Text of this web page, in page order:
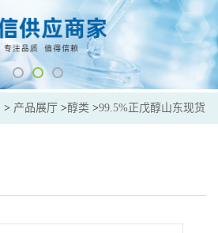
> 产品展厅 >醇类 >99.5%正戊醇山东现货